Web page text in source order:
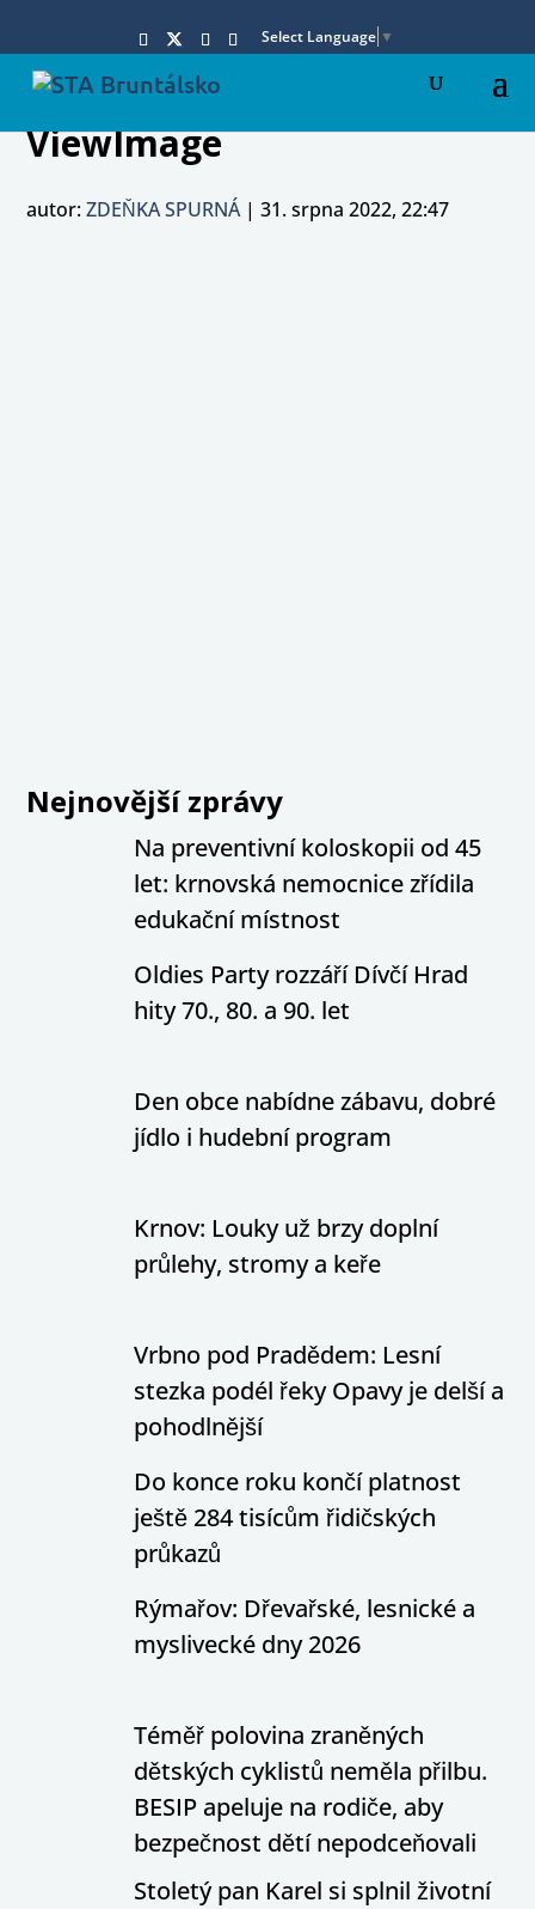
Select Language ▼
ViewImage
autor:ZDEŇKA SPURNÁ|31. srpna 2022, 22:47
Nejnovější zprávy
Na preventivní koloskopii od 45
let: krnovská nemocnice zřídila
edukační místnost
Oldies Party rozzáří Dívčí Hrad
hity 70., 80. a 90. let
Den obce nabídne zábavu, dobré
jídlo i hudební program
Krnov: Louky už brzy doplní
průlehy, stromy a keře
Vrbno pod Pradědem: Lesní
stezka podél řeky Opavy je delší a
pohodlnější
Do konce roku končí platnost
ještě 284 tisícům řidičských
průkazů
Rýmařov: Dřevařské, lesnické a
myslivecké dny 2026
Téměř polovina zraněných
dětských cyklistů neměla přilbu.
BESIP apeluje na rodiče, aby
bezpečnost dětí nepodceňovali
Stoletý pan Karel si splnil životní